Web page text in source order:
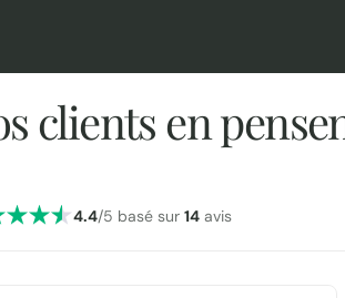
clients en
4.4/5 basé sur 14avis